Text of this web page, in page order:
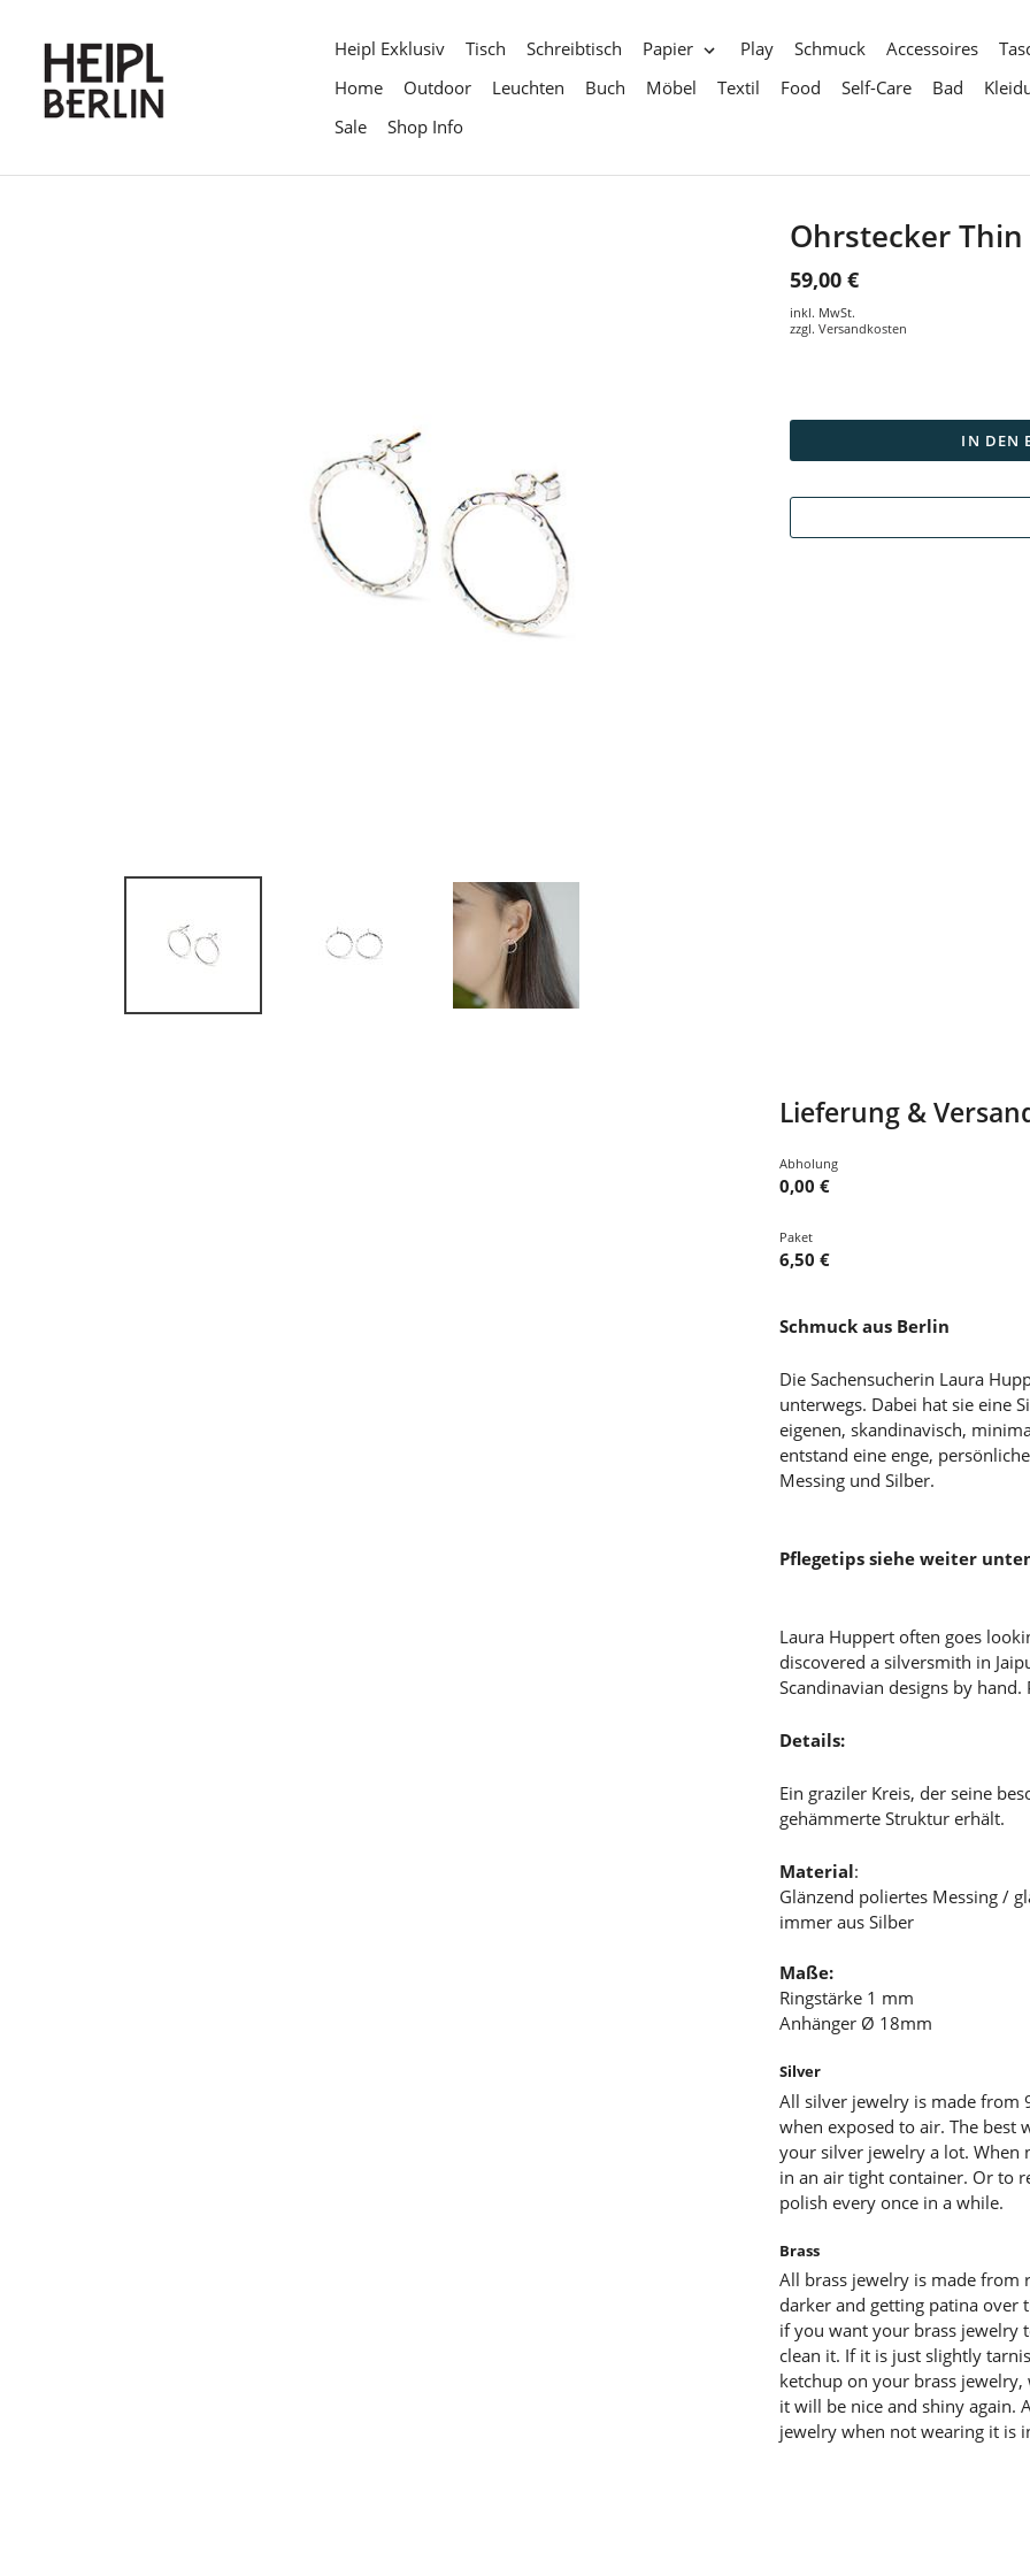
Heipl Exklusiv Tisch Schreibtisch Papier Play Schmuck Accessoires
Home
Outdoor Leuchten Buch Möbel Textil Food Self-Care Bad
Sale
Shop Info
Ohrstecker
59,00 €
inkl. MwSt.
zzgl. Versandkosten
IN DEN
Lieferung &
Abholung
0,00 €
Paket
6,50 €
Schmuck aus Berlin
Die Sachensucherin Laura
unterwegs. Dabei hat sie eine
eigenen, skandinavisch,
entstand eine enge,
Messing und Silber.
Pflegetips siehe weiter
Laura Huppert often goes
discovered a silversmith in
Scandinavian designs by
Details:
Ein graziler Kreis, der seine
gehämmerte Struktur erhält.
Material:
Glänzend poliertes Messing /
immer aus Silber
Maße:
Ringstärke 1 mm
Anhänger Ø 18mm
Silver
All silver jewelry is made from
when exposed to air. The best
your silver jewelry a lot. When
in an air tight container. Or to
polish every once in a while.
Brass
All brass jewelry is made from
darker and getting patina over
if you want your brass jewelry
clean it. If it is just slightly
ketchup on your brass
it will be nice and shiny again.
jewelry when not wearing it is